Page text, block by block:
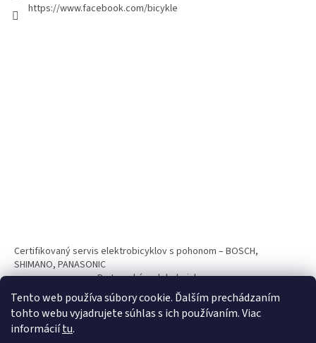
Tento web používa súbory cookie. Ďalším prechádzaním
tohto webu vyjadrujete súhlas s ich používaním. Viac
informáciítu.
https://www.facebook.com/bicykle
Certifikovaný servis elektrobicyklov s pohonom – BOSCH,
SHIMANO, PANASONIC
Partnerský web hokejshop.eu